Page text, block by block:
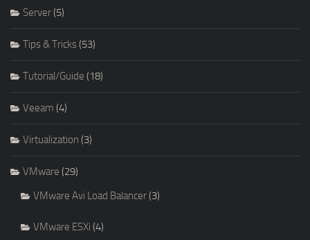
Server(5)
Tips & Tricks(53)
Tutorial/Guide (18)
Veeam (4)
Virtualization (3)
VMware (29)
VMware Avi Load Balancer(3)
VMware ESXi (4)